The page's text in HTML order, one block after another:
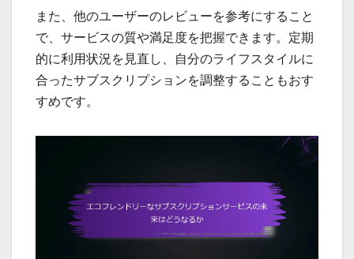
また、他のユーザーのレビューを参考にすること
で、サービスの質や満足度を把握できます。定期
的に利用状況を見直し、自分のライフスタイルに
合ったサブスクリプションを調整することもおす
すめです。